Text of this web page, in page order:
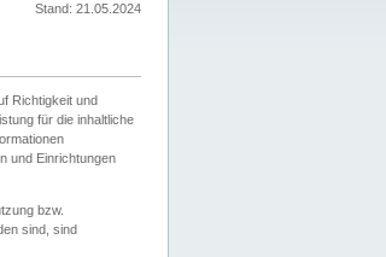
Stand: 21.05.2024
Richtigkeit und
für die inhaltliche
und Einrichtungen
bzw.
sind, sind